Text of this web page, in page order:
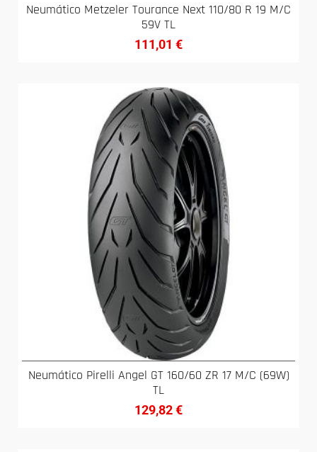
Neumático Metzeler Tourance Next 110/80 R 19 M/C
59V TL
111,01 €
Neumático Pirelli Angel GT 160/60 ZR 17 M/C (69W)
TL
129,82€